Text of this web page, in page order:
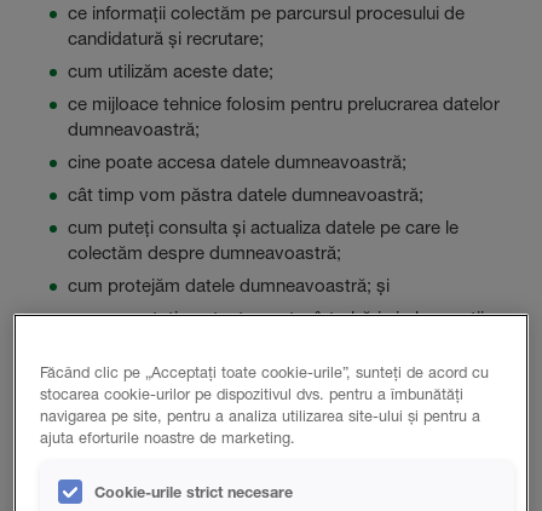
ce informații colectăm pe parcursul procesului de
candidatură și recrutare;
cum utilizăm aceste date;
ce mijloace tehnice folosim pentru prelucrarea datelor
dumneavoastră;
cine poate accesa datele dumneavoastră;
cât timp vom păstra datele dumneavoastră;
cum puteți consulta și actualiza datele pe care le
colectăm despre dumneavoastră;
cum protejăm datele dumneavoastră; și
cum ne puteți contacta pentru întrebări și observații.
Ce date colectăm?
Făcând clic pe „Acceptați toate cookie-urile”, sunteți de acord cu
stocarea cookie-urilor pe dispozitivul dvs. pentru a îmbunătăți
navigarea pe site, pentru a analiza utilizarea site-ului și pentru a
ajuta eforturile noastre de marketing.
Cookie-urile strict necesare